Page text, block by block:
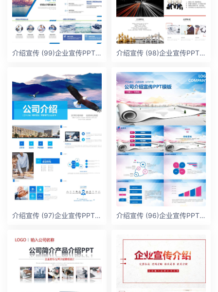
介绍宣传 (99)企业宣传PPT模板 介绍宣传 (98)企业宣传PPT模板
介绍宣传 (97)企业宣传PPT模板 介绍宣传 (96)企业宣传PPT模板